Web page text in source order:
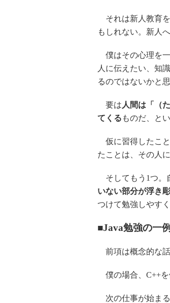
それは新人教育
もしれない。新人
僕はその心理を
人に伝えたい、知
るのではないかと思
要は 人間は「（
てくる ものだ、と
仮に習得したこ
たことは、その人
そしてもう1つ。
いない部分が浮き
つけて勉強しやす
■Java勉強の一例
前項は概念的な話
僕の場合、C++を
次の仕事が始まる